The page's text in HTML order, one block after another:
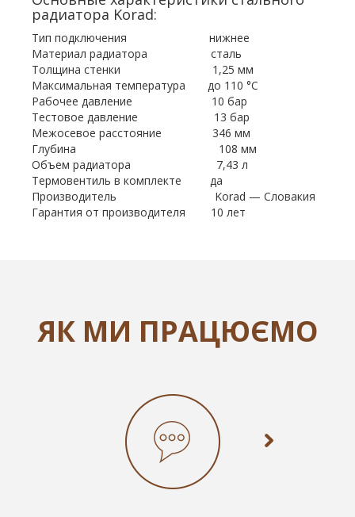
радиатора Korad:
Тип подключения нижнее
Материал радиатора сталь
Толщина стенки 1,25 мм
Максимальная температура до 110 °С
Рабочее давление 10 бар
Тестовое давление 13 бар
Межосевое расстояние 346 мм
Глубина 108 мм
Объем радиатора 7,43 л
Термовентиль в комплекте да
Производитель Korad — Словакия
Гарантия от производителя 10 лет
ЯК МИ ПРАЦЮЄМО